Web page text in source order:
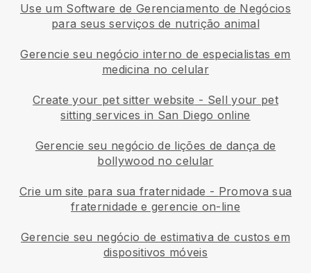
Use um Software de Gerenciamento de Negócios
para seus serviços de nutrição animal
Gerencie seu negócio interno de especialistas em
medicina no celular
Create your pet sitter website - Sell your pet
sitting services in San Diego online
Gerencie seu negócio de lições de dança de
bollywood no celular
Crie um site para sua fraternidade - Promova sua
fraternidade e gerencie on-line
Gerencie seu negócio de estimativa de custos em
dispositivos móveis